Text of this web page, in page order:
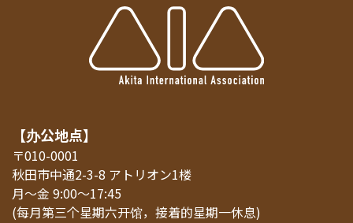
【办公地点】
〒010-0001
秋田市中通2-3-8 アトリオン1楼
月～金 9:00～17:45
(每月第三个星期六开馆，接着的星期一休息)